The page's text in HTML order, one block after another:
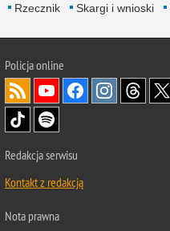
Rzecznik Skargi i wnioski
Policjaonline
Redakcja serwisu
Kontakt z redakcją
Nota prawna